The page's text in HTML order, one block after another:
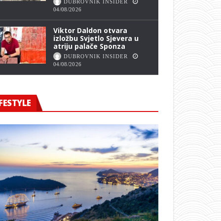
DUBROVNIK INSIDER
04/08/2026
Viktor Daldon otvara
izložbu Svjetlo Sjevera u
atriju palače Sponza
DUBROVNIK INSIDER
04/08/2026